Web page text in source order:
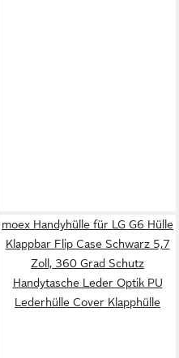
moex Handyhülle für LG G6 Hülle
Klappbar Flip Case Schwarz 5,7
Zoll, 360 Grad Schutz
Handytasche Leder Optik PU
Lederhülle Cover Klapphülle